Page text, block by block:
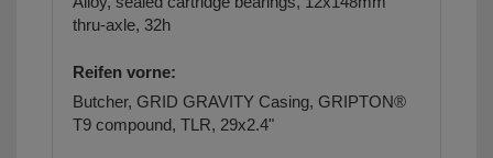
thru-axle, 32h
Reifen vorne:
Butcher, GRID GRAVITY Casing, GRIPTON®
T9 compound, TLR, 29x2.4"